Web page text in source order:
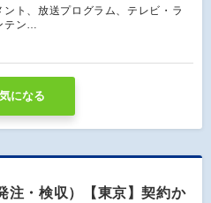
ト、放送プログラム、テレビ・ラ
テン…
気になる
注・検収）【東京】契約か